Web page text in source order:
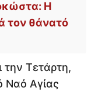
Η
τον θάνατό
την Τετάρτη,
Ναό Αγίας